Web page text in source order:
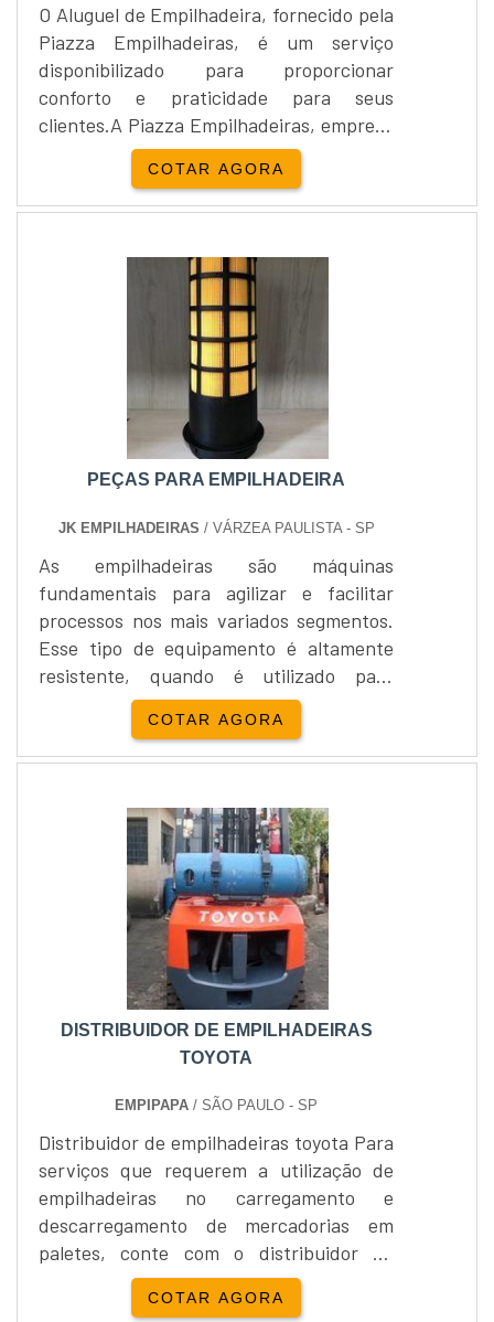
O Aluguel de Empilhadeira, fornecido pela
Piazza Empilhadeiras, é um serviço
disponibilizado para proporcionar
conforto e praticidade para seus
clientes.A Piazza Empilhadeiras, empresa
distribuidora do produto, foi formada na
cidade de Cravinhos / SP, e é líder no
mundo dos negócios. À vista disso, a rede
altamente capacitados para oferecer as
soluções mais adequadas para tipos
diversos de situações.Saiba....
COTAR AGORA
PEÇAS PARA EMPILHADEIRA
JK EMPILHADEIRAS / VÁRZEA PAULISTA - SP
As empilhadeiras são máquinas
fundamentais para agilizar e facilitar
processos nos mais variados segmentos.
Esse tipo de equipamento é altamente
resistente, quando é utilizado para
realizar processos de prevenção como as
manutenções preventivas que prolongam
a vida útil do equipamento, porém por
prevenções, em algum momento o
equipamento precisará passar por um
processo de reposição de peças para
COTAR AGORA
DISTRIBUIDOR DE EMPILHADEIRAS
TOYOTA
EMPIPAPA / SÃO PAULO - SP
Distribuidor de empilhadeiras toyota Para
serviços que requerem a utilização de
empilhadeiras no carregamento e
descarregamento de mercadorias em
paletes, conte com o distribuidor de
empilhadeiras toyota. Uma empilhadeira
de qualidade, segurança e tradição você
COTAR AGORA